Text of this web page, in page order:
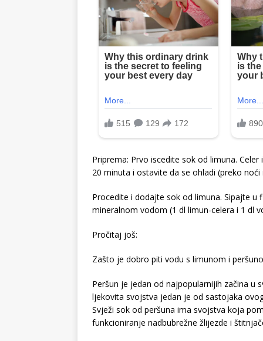
Priprema: Prvo iscedite sok od limuna.
20 minuta i ostavite da se ohladi (preko noći
Procedite i dodajte sok od limuna. Sipajte u
mineralnom vodom (1 dl limun-celera i 1 dl
Pročitaj još:
Zašto je dobro piti vodu s limunom i
Peršun je jedan od najpopularnijih začina u
ljekovita svojstva jedan je od sastojaka
Svježi sok od peršuna ima svojstva koja
funkcioniranje nadbubrežne žlijezde i